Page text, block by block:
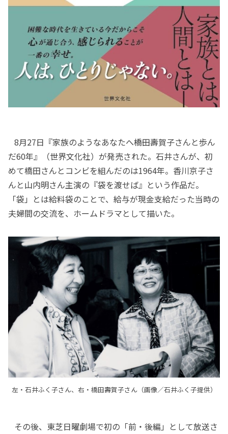
8月27日『家族のようなあなたへ――橋田壽賀子さんと歩ん
だ60年』（世界文化社）が発売された。石井さんが、初
めて橋田さんとコンビを組んだのは1964年。香川京子さ
んと山内明さん主演の『袋を渡せば』という作品だ。
「袋」とは給料袋のことで、給与が現金支給だった当時の
夫婦間の交流を、ホームドラマとして描いた。
左・石井ふく子さん、右・橋田壽賀子さん（画像／石井ふく子提供）
その後、東芝日曜劇場で初の「前・後編」として放送さ